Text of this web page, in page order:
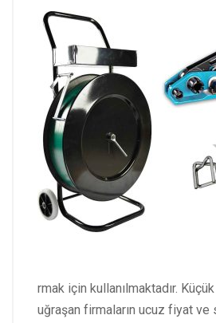
rmak için kullanılmaktadır.
uğraşan firmaların ucuz fiyat ve